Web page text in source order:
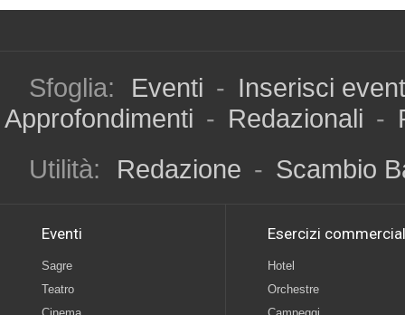
Sfoglia: Eventi - Inserisci
Approfondimenti - Redazionali -
Utilità:
Redazione - Scambio
Eventi
Sagre
Teatro
Esercizi
Hotel
Orchestre